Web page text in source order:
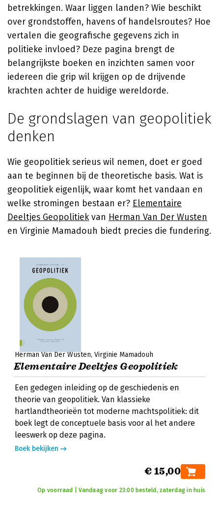
betrekkingen. Waar liggen landen? Wie beschikt
over grondstoffen, havens of handelsroutes? Hoe
vertalen die geografische gegevens zich in
politieke invloed? Deze pagina brengt de
belangrijkste boeken en inzichten samen voor
iedereen die grip wil krijgen op de drijvende
krachten achter de huidige wereldorde.
De grondslagen van geopolitiek
denken
Wie geopolitiek serieus wil nemen, doet er goed
aan te beginnen bij de theoretische basis. Wat is
geopolitiek eigenlijk, waar komt het vandaan en
welke stromingen bestaan er? Elementaire
Deeltjes Geopolitiekvan Herman Van Der Wusten
en Virginie Mamadouh biedt precies die fundering.
Herman Van Der Wusten Virginie Mamadouh
Elementaire Deeltjes Geopolitiek
Een gedegen inleiding op de geschiedenis en
theorie van geopolitiek. Van klassieke
hartlandtheorieën tot moderne machtspolitiek: dit
boek legt de conceptuele basis voor al het andere
leeswerk op deze pagina.
Boek bekijken
€ 15,00
Op voorraad | Vandaag voor 23:00 besteld, zaterdag in huis